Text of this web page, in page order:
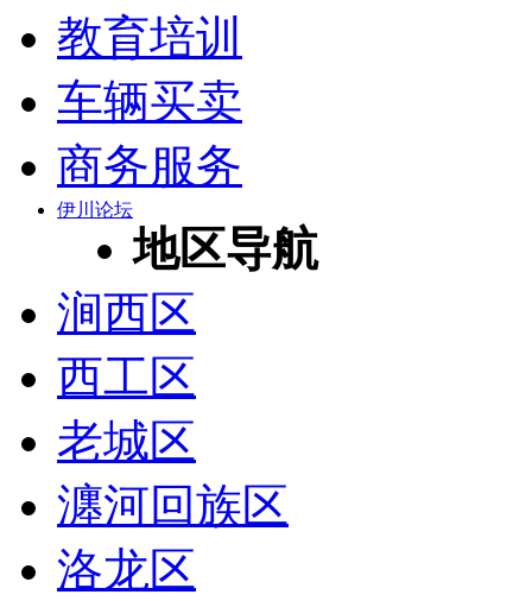
教育培训
车辆买卖
商务服务
伊川论坛
地区导航
涧西区
西工区
老城区
瀍河回族区
洛龙区